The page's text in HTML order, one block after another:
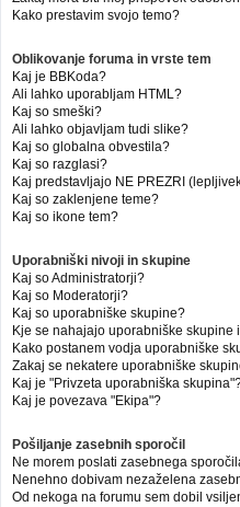
Kako prestavim svojo temo?
Oblikovanje foruma in vrste tem
Kaj je BBKoda?
Ali lahko uporabljam HTML?
Kaj so smeški?
Ali lahko objavljam tudi slike?
Kaj so globalna obvestila?
Kaj so razglasi?
Kaj predstavljajo NE PREZRI
Kaj so zaklenjene teme?
Kaj so ikone tem?
Uporabniški nivoji in skupine
Kaj so Administratorji?
Kaj so Moderatorji?
Kaj so uporabniške skupine?
Kje se nahajajo uporabniške skupine
Kako postanem vodja uporabniške
Zakaj se nekatere uporabniške
Kaj je "Privzeta uporabniška
Kaj je povezava "Ekipa"?
Pošiljanje zasebnih sporočil
Ne morem poslati zasebnega
Nenehno dobivam nezaželena
Od nekoga na forumu sem dobil